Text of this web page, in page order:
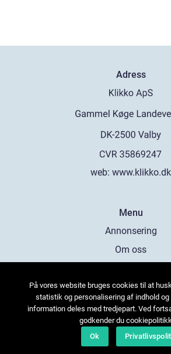
Adress
web: www.klikko.dk
Menu
Annonsering
Om oss
Kontakta oss
Sitemap
På vores website bruges cookies til at
statistik og personalisering af indhold og
information deles med tredjepart. Ved
godkender du
Ok